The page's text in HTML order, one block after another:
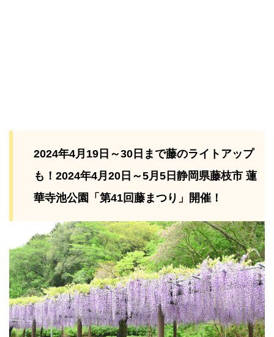
2024年4月19日～30日まで藤のライトアップ
も！2024年4月20日～5月5日静岡県藤枝市 蓮
華寺池公園「第41回藤まつり」開催！